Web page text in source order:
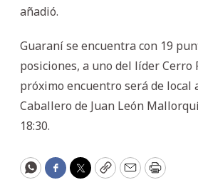
añadió.
Guaraní se encuentra con 19
posiciones, a uno del líder Cerro
próximo encuentro será de local
Caballero de Juan León
18:30.
WhatsApp
Facebook
Twitter
CopyEmailPrint